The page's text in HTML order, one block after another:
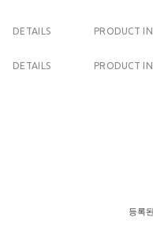
DETAILS PRODUCT
DETAILS PRODUCT
등록